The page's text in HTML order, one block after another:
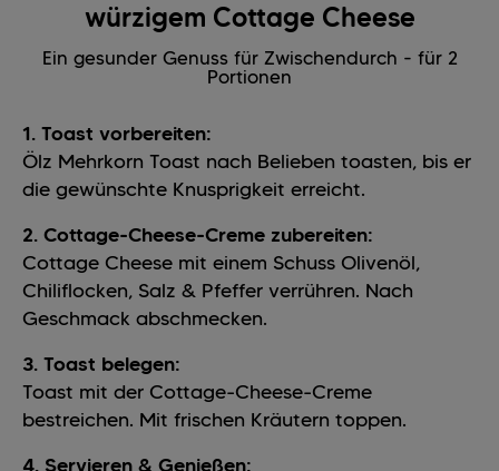
würzigem Cottage Cheese
Ein gesunder Genuss für Zwischendurch - für 2
Portionen
1. Toast vorbereiten:
Ölz Mehrkorn Toast nach Belieben toasten, bis er
die gewünschte Knusprigkeit erreicht.
2. Cottage-Cheese-Creme zubereiten:
Cottage Cheese mit einem Schuss Olivenöl,
Chiliflocken, Salz & Pfeffer verrühren. Nach
Geschmack abschmecken.
3. Toast belegen:
Toast mit der Cottage-Cheese-Creme
bestreichen. Mit frischen Kräutern toppen.
4. Servieren & Genießen: